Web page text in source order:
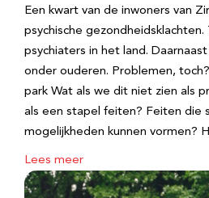
Een kwart van de inwoners van
psychische gezondheidsklachten.
psychiaters in het land.
onder ouderen. Problemen,
park Wat als we dit niet zien als
als een stapel feiten? Feiten die
mogelijkheden kunnen vormen?
Lees meer